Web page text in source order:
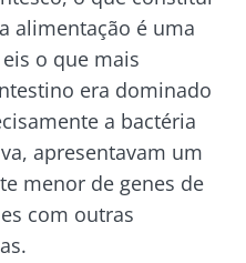
alimentação é uma
o que mais
era dominado
a bactéria
apresentavam um
menor de genes de
com outras